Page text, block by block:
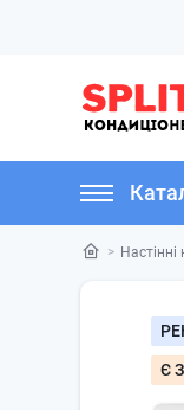
Настінні
Є